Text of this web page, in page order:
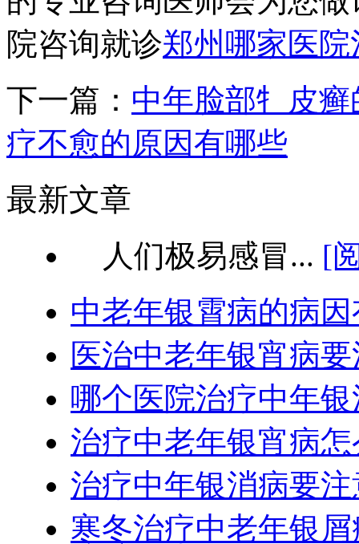
院咨询就诊郑州哪家医
下一篇： 中年脸部牜皮
疗不愈的原因有哪些
最新文章
人们极易感冒... [
中老年银霄病的病
医治中老年银宵病
哪个医院治疗中年
治疗中老年银宵病
治疗中年银消病要
寒冬治疗中老年银